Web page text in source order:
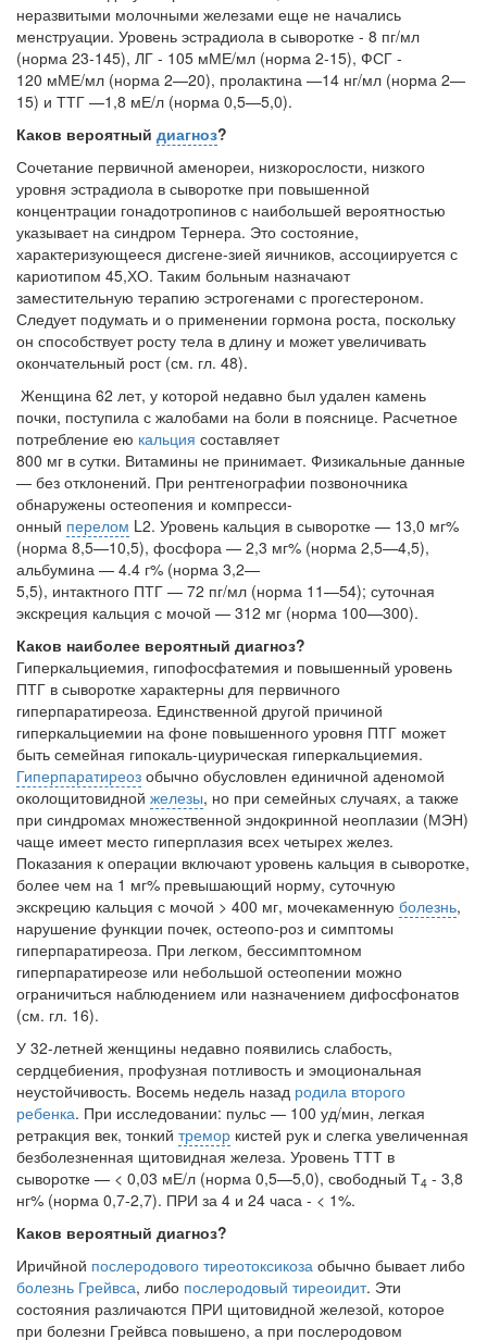
Закон о праве родителей находиться с детьми в
реанимации внесен в Госдуму
Соответствующий
рассмотрение. Суть его
заключается в
нахождении одного из
родителей в
больничной палате
бесплатно, в течении всего срока лечения...
неразвитыми молочными железами еще не начались
менструации. Уровень эстрадиола в сыворотке - 8 пг/мл
(норма 23-145), ЛГ - 105 мМЕ/мл (норма 2-15), ФСГ -
120 мМЕ/мл (норма 2—20), пролактина —14 нг/мл (норма 2—
15) и ТТГ —1,8 мЕ/л (норма 0,5—5,0).
Каков вероятный диагноз?
Сочетание первичной аменореи, низкорослости, низкого
уровня эстрадиола в сыворотке при повышенной
концентрации гонадотропинов с наибольшей вероят­ностью
указывает на синдром Тернера. Это состояние,
характеризующееся дисгене-зией яичников, ассоциируется с
кариотипом 45,ХО. Таким больным назначают
заместительную терапию эстрогенами с прогестероном.
Следует подумать и о примене­нии гормона роста, поскольку
он способствует росту тела в длину и может увеличивать
окончательный рост (см. гл. 48).
Женщина 62 лет, у которой недавно был удален камень
почки, поступила с жалобами на боли в пояснице. Расчетное
потребление ею кальция составляет
800 мг в сутки. Витамины не принимает. Физикальные данные
— без отклонений. При рентгенографии позвоночника
обнаружены остеопения и компресси-
онный перелом L2. Уровень кальция в сыворотке — 13,0 мг%
(норма 8,5—10,5), фосфора — 2,3 мг% (норма 2,5—4,5),
альбумина — 4.4 г% (норма 3,2—
5,5), интактного ПТГ — 72 пг/мл (норма 11—54); суточная
экскреция кальция с мочой — 312 мг (норма 100—300).
Каков наиболее вероятный диагноз?
Гиперкальциемия, гипофосфатемия и повышенный уровень
ПТГ в сыворотке характерны для первичного
гиперпаратиреоза. Единственной другой причиной
гиперкальциемии на фоне повышенного уровня ПТГ может
быть семейная гипокаль-циурическая гиперкальциемия.
Гиперпаратиреоз обычно обусловлен единичной аденомой
околощитовидной железы, но при семейных случаях, а также
при синд­ромах множественной эндокринной неоплазии (МЭН)
чаще имеет место гипер­плазия всех четырех желез.
Показания к операции включают уровень кальция в сыворотке,
более чем на 1 мг% превышающий норму, суточную
экскрецию каль­ция с мочой > 400 мг, мочекаменную болезнь,
нарушение функции почек, остеопо-роз и симптомы
гиперпаратиреоза. При легком, бессимптомном
гиперпаратиреозе или небольшой остеопении можно
ограничиться наблюдением или назначением дифосфонатов
(см. гл. 16).
У 32-летней женщины недавно появились слабость,
сердцебиения, профузная потливость и эмоциональная
неустойчивость. Восемь недель назад родила второго
ребенка. При исследовании: пульс — 100 уд/мин, легкая
ретракция век, тонкий тремор кистей рук и слегка увеличенная
безболезненная щитовид­ная железа. Уровень ТТТ в
сыворотке — < 0,03 мЕ/л (норма 0,5—5,0), свобод­ный Т4 - 3,8
нг% (норма 0,7-2,7). ПРИ за 4 и 24 часа - < 1%.
Каков вероят­ный диагноз?
Иричйной послеродового тиреотоксикоза обычно бывает либо
болезнь Грейвса, либо послеродовый тиреоидит. Эти
состояния различаются ПРИ щитовидной желе­зой, которое
при болезни Грейвса повышено, а при послеродовом